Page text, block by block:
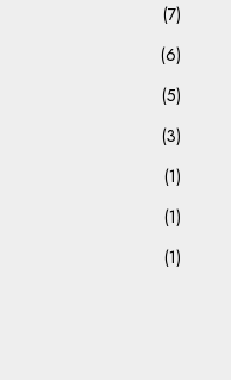
(7)
(6)
(5)
(3)
(1)
(1)
(1)